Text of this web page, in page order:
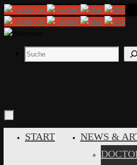
Zum
Inhalt
springen
Suchen
INHALT
START
NEWS &